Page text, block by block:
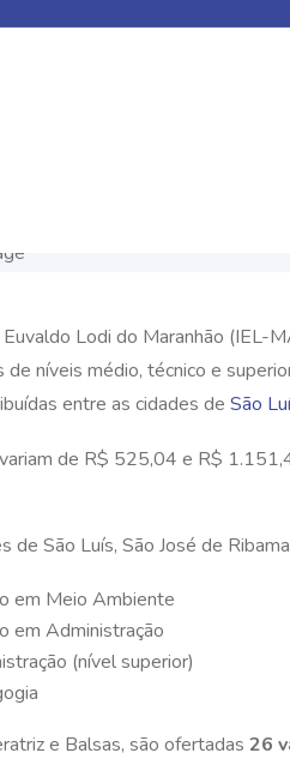
Lodi do Maranhão (IEL-
de níveis médio, técnico e
entre as cidades de São
de R$ 525,04 e R$
de São Luís, São José de
em Meio Ambiente
em Administração
(nível superior)
e Balsas, são ofertadas 26